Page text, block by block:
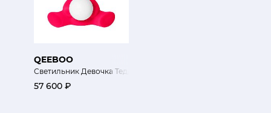
QEEBOO
Светильник Девочка Тедди
57 600 ₽